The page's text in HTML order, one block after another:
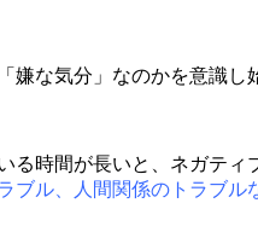
嫌な気分」なのかを意識
る時間が長いと、ネガテ
ブル、人間関係のトラブル